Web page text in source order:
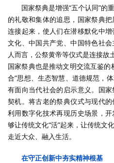
国家祭典是增强“五个认同”的
的礼敬和集体的追思，国家祭典
连接起来，使人们在潜移默化中
文化、中国共产党、中国特色社
人而言，公祭黄帝等仪式是连接故
国家祭典也是推动文明交流互鉴
合”思想、生态智慧、道德规范，
有面向当代社会的启示意义。国
契机。将古老的祭典仪式与现代
利用数字化技术再现历史场景，
够让传统文化“活”起来，让传统文
走近大众、融入生活。
在守正创新中夯实精神根基